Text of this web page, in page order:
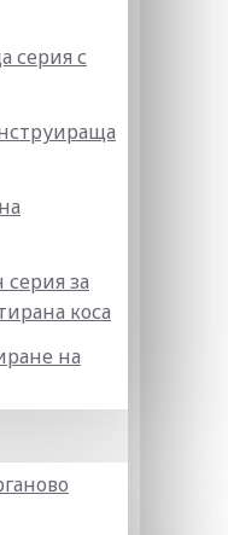
серия с
серия за
коса
на